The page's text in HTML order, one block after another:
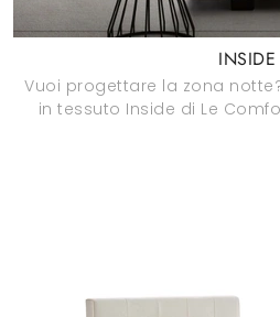
INSIDE
Vuoi progettare la zona
in tessuto Inside di Le